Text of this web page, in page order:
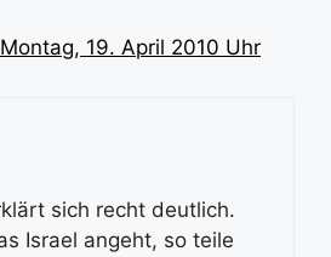
19. April 2010 Uhr
sich recht deutlich.
Israel angeht, so teile